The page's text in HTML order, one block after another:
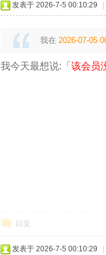
发表于 2026-7-5 00:10:29
我在 2026-07-05
我今天最想说:「该会员
回复
发表于 2026-7-5 00:10:29